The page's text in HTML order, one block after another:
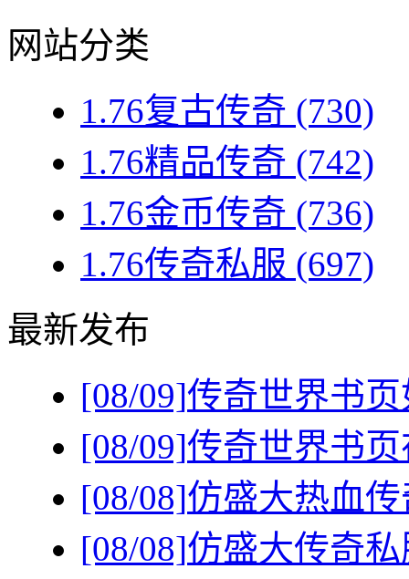
网站分类
1.76复古传奇 (730)
1.76精品传奇 (742)
1.76金币传奇 (736)
1.76传奇私服 (697)
最新发布
[08/09]传奇世界书
[08/09]传奇世界书
[08/08]仿盛大热血
[08/08]仿盛大传奇